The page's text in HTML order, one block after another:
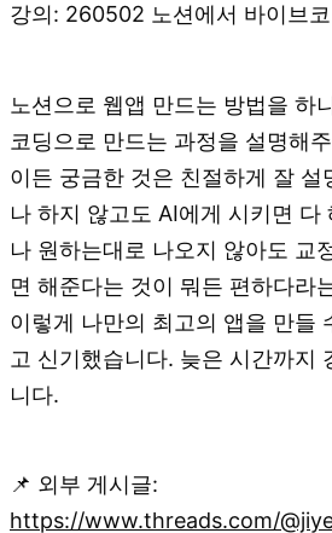
강의: 260502 노션에서 바이브
노션으로 웹앱 만드는 방법을 하
코딩으로 만드는 과정을 설명해
이든 궁금한 것은 친절하게 잘 설
나 하지 않고도 AI에게 시키면 다
나 원하는대로 나오지 않아도 교
면 해준다는 것이 뭐든 편하다라
이렇게 나만의 최고의 앱을 만들
고 신기했습니다. 늦은 시간까지
니다.
📌 외부 게시글:
https://www.threads.com/